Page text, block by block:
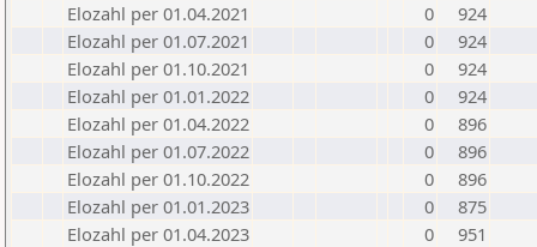
Elozahl per 01.04.2021
0
924
Elozahl per 01.07.2021
0
924
Elozahl per 01.10.2021
0
924
Elozahl per 01.01.2022
0
924
Elozahl per 01.04.2022
0
896
Elozahl per 01.07.2022
0
896
Elozahl per 01.10.2022
0
896
Elozahl per 01.01.2023
0
875
Elozahl per 01.04.2023
0
951